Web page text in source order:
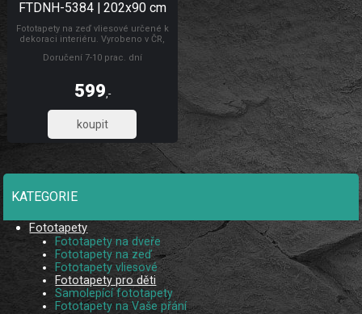
FTDNH-5384 | 202x90 cm
Fototapety na zeď vliesové určené k
dekoraci interiéru. Vyrobeno v ČR,
lepení fototapety jednoho dílu.
Doručení 7-10 prac. dní
599,-
495,04
KATEGORIE
Fototapety
Fototapety na dveře
Fototapety na zeď
Fototapety vliesové
Fototapety pro děti
Samolepící fototapety
Fototapety na Vaše přání